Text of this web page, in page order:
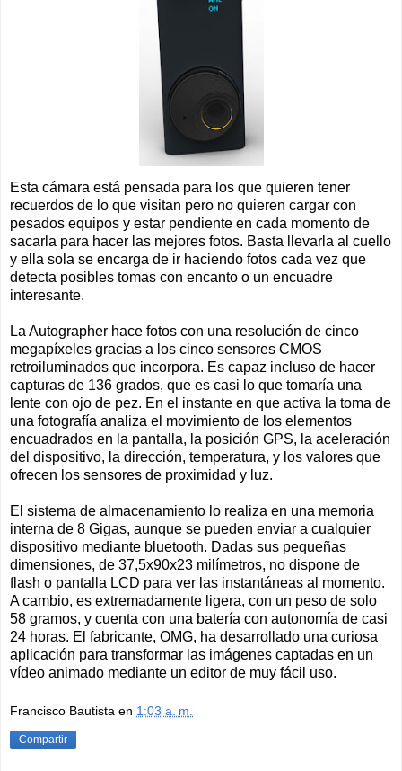
Esta cámara está pensada para los que quieren tener
recuerdos de lo que visitan pero no quieren cargar con
pesados equipos y estar pendiente en cada momento de
sacarla para hacer las mejores fotos. Basta llevarla al cuello
y ella sola se encarga de ir haciendo fotos cada vez que
detecta posibles tomas con encanto o un encuadre
interesante.
La Autographer hace fotos con una resolución de cinco
megapíxeles gracias a los cinco sensores CMOS
retroiluminados que incorpora. Es capaz incluso de hacer
capturas de 136 grados, que es casi lo que tomaría una
lente con ojo de pez. En el instante en que activa la toma de
una fotografía analiza el movimiento de los elementos
encuadrados en la pantalla, la posición GPS, la aceleración
del dispositivo, la dirección, temperatura, y los valores que
ofrecen los sensores de proximidad y luz.
El sistema de almacenamiento lo realiza en una memoria
interna de 8 Gigas, aunque se pueden enviar a cualquier
dispositivo mediante bluetooth. Dadas sus pequeñas
dimensiones, de 37,5x90x23 milímetros, no dispone de
flash o pantalla LCD para ver las instantáneas al momento.
A cambio, es extremadamente ligera, con un peso de solo
58 gramos, y cuenta con una batería con autonomía de casi
24 horas. El fabricante, OMG, ha desarrollado una curiosa
aplicación para transformar las imágenes captadas en un
vídeo animado mediante un editor de muy fácil uso.
Francisco Bautista en 1:03 a. m.
Compartir